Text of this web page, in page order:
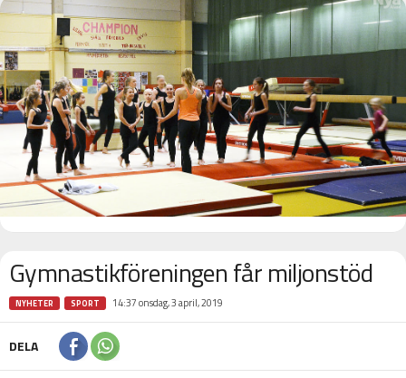
Gymnastikföreningen får miljonstöd
NYHETER SPORT 14:37 onsdag, 3 april, 2019
DELA